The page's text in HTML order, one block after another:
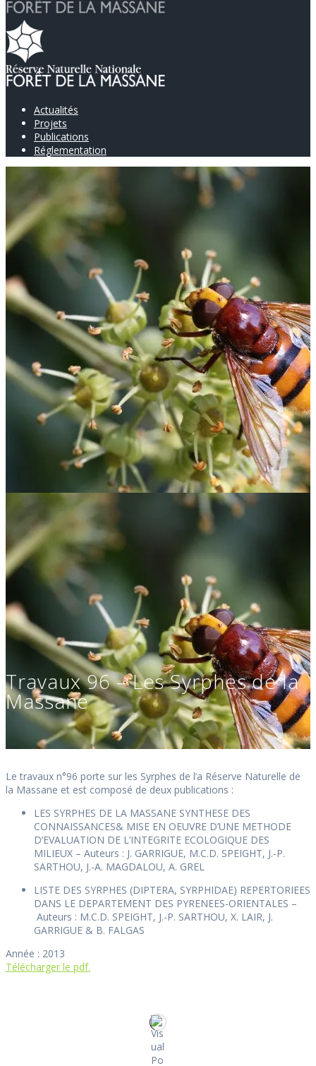
Actualités
Projets
Publications
Réglementation
Travaux 96 – Les Syrphes de la
Massane
Le travaux n°96 porte sur les Syrphes de l’a Réserve Naturelle de
la Massane et est composé de deux publications :
LES SYRPHES DE LA MASSANE SYNTHESE DES
CONNAISSANCES& MISE EN OEUVRE D’UNE METHODE
D’EVALUATION DE L’INTEGRITE ECOLOGIQUE DES
MILIEUX – Auteurs : J. GARRIGUE, M.C.D. SPEIGHT, J.-P.
SARTHOU, J.-A. MAGDALOU, A. GREL
LISTE DES SYRPHES (DIPTERA, SYRPHIDAE) REPERTORIEES
DANS LE DEPARTEMENT DES PYRENEES-ORIENTALES –
Auteurs : M.C.D. SPEIGHT, J.-P. SARTHOU, X. LAIR, J.
GARRIGUE & B. FALGAS
Année : 2013
Télécharger le pdf.